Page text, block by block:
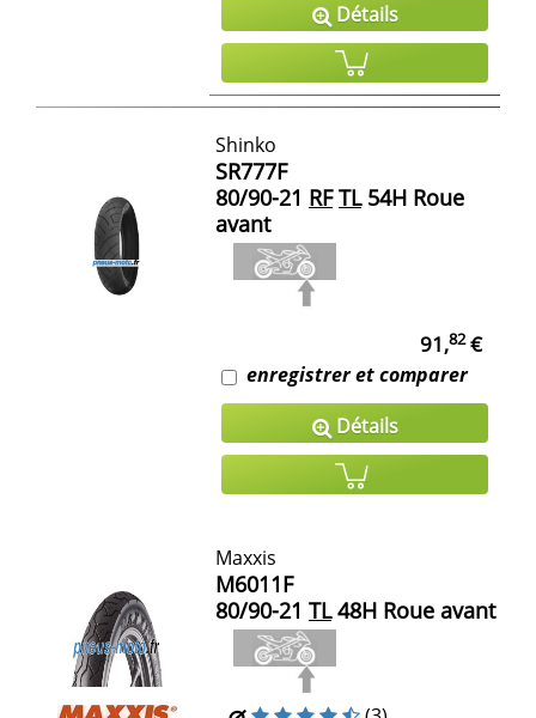
Détails
Shinko
SR777F
80/90-21 RF TL54H Roue
avant
91,82€
enregistrer et comparer
Détails
Maxxis
M6011F
80/90-21 TL48H Roue avant